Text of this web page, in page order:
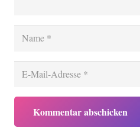
Kommentar abschicken